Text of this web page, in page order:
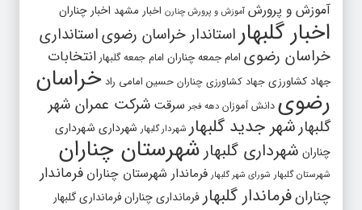
آموزش و پرورش آموزش و پرورش چنارن اخبار مشهد اخبار چناران
اخبار گلبهار استاندار خراسان رضویاستانداری
خراسان رضوی امام جمعه چناران امام جمعه گلبهار انتخابات
جهاد کشاورزی جهاد کشاورزی چناران حسین امامی راد خراسان
رضوی دانش آموزان دهه فجر سرقت شرکت عمران شهر
گلبهارشهر جدید گلبهار شهردار گلبهار شهرداری شهرداری
چناران شهرداری گلبهار شهرستان چناران
شهرستان گلبهار شورای شهر گلبهار فرماندار شهرستان چناران فرماندار
چنارانفرماندار گلبهار فرمانداری چنارانفرمانداری گلبهار